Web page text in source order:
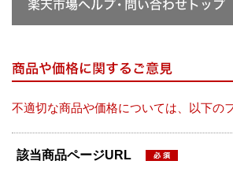
不適切な商品や価格については、以下の
該当商品ページURL